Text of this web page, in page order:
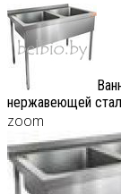
нержавеющей
zoom